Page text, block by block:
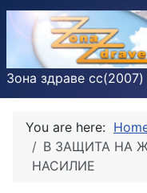
Зона здраве
You are here:
В ЗАЩИТА НА
НАСИЛИЕ